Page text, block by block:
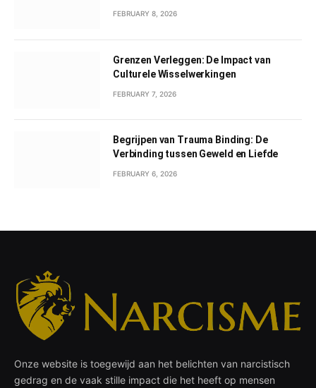
Gemeenschappelijk Narcisme
FEBRUARY 8, 2026
Grenzen Verleggen: De Impact van
Culturele Wisselwerkingen
FEBRUARY 7, 2026
Begrijpen van Trauma Binding: De
Verbinding tussen Geweld en Liefde
FEBRUARY 6, 2026
Onze website is toegewijd aan het belichten van narcistisch
gedrag en de vaak stille impact die het heeft op mensen